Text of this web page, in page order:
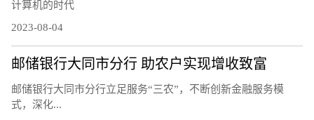
计算机的时代
2023-08-04
邮储银行大同市分行 助农户实现增收致富
邮储银行大同市分行立足服务“三农”，不断创新金融服务模
式，深化...